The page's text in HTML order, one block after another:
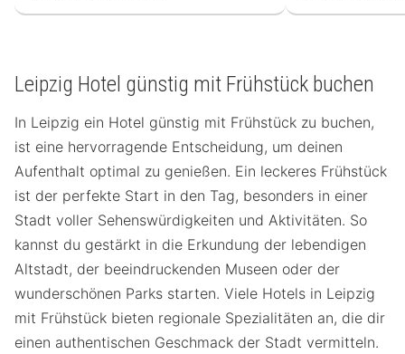
Leipzig Hotel günstig mit Frühstück buchen
In Leipzig ein Hotel günstig mit Frühstück zu buchen,
ist eine hervorragende Entscheidung, um deinen
Aufenthalt optimal zu genießen. Ein leckeres Frühstück
ist der perfekte Start in den Tag, besonders in einer
Stadt voller Sehenswürdigkeiten und Aktivitäten. So
kannst du gestärkt in die Erkundung der lebendigen
Altstadt, der beeindruckenden Museen oder der
wunderschönen Parks starten. Viele Hotels in Leipzig
mit Frühstück bieten regionale Spezialitäten an, die dir
einen authentischen Geschmack der Stadt vermitteln.